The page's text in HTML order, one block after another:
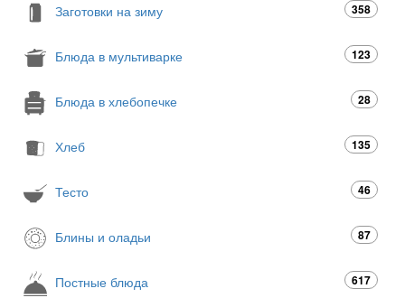
Заготовки на зиму 358
Блюда в мультиварке 123
Блюда в хлебопечке 28
Хлеб 135
Тесто 46
Блины и оладьи 87
Постные блюда 617